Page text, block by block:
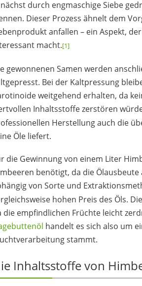
durch engmaschige Siebe
Dieser Prozess ähnelt dem
anfallen – ein Aspekt,
macht.[1]
gewonnenen Samen werden
Bei der Kaltpressung
weitgehend erhalten, da
Inhaltsstoffe zerstören
Herstellung auch die
Öle liefert.
die Gewinnung von einem Liter
benötigt, da die Ölausbeute
von Sorte und
hohen Preis des Öls.
die empfindlichen Früchte leicht
handelt es sich also um
stammt.
Inhaltsstoffe von